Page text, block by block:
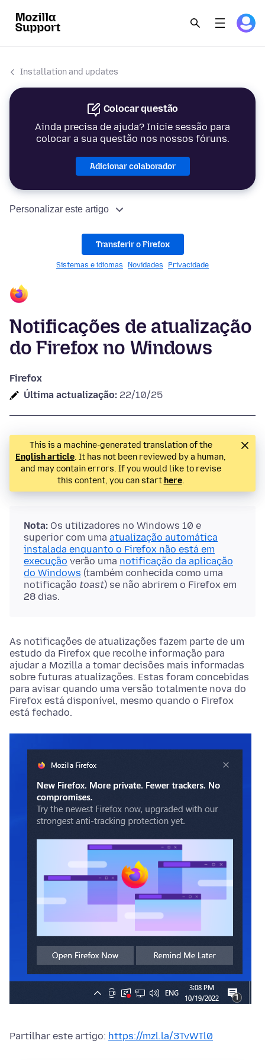
Installation and updates
Colocar questão
Ainda precisa de ajuda? Inicie sessão para
colocar a sua questão nos nossos fóruns.
Adicionar colaborador
Personalizar este artigo
Transferir o Firefox
Sistemas e idiomas Novidades Privacidade
Notificações de atualização
do Firefox no Windows
Firefox
Última actualização: 22/10/25
This is a machine-generated translation of the
English article. It has not been reviewed by a human,
and may contain errors. If you would like to revise
this content, you can start here.
Nota: Os utilizadores no Windows 10 e
superior com uma atualização automática
instalada enquanto o Firefox não está em
execução verão uma notificação da aplicação
do Windows (também conhecida como uma
notificação toast) se não abrirem o Firefox em
28 dias.
As notificações de atualizações fazem parte de um
estudo da Firefox que recolhe informação para
ajudar a Mozilla a tomar decisões mais informadas
sobre futuras atualizações. Estas foram concebidas
para avisar quando uma versão totalmente nova do
Firefox está disponível, mesmo quando o Firefox
está fechado.
Partilhar este artigo: https://mzl.la/3TvWTl0